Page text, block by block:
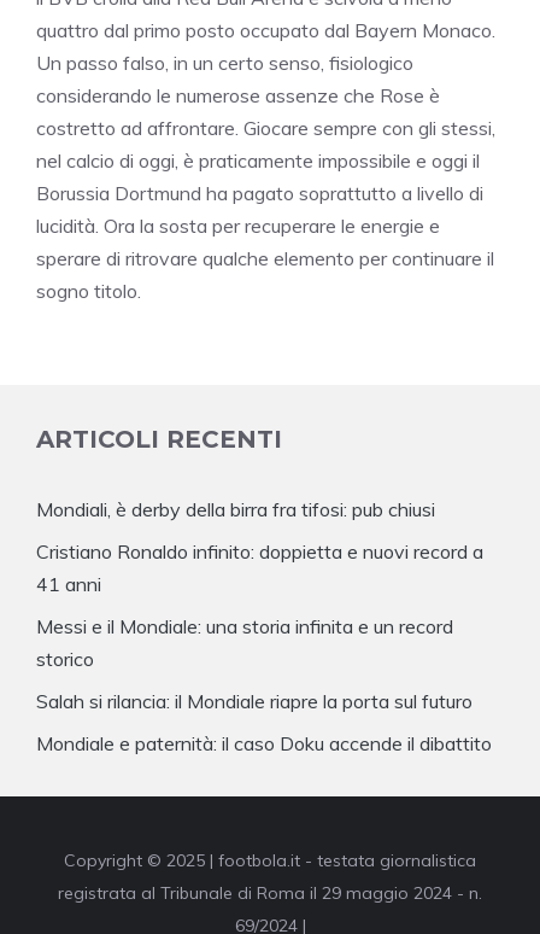
quattro dal primo posto occupato dal Bayern Monaco.
Un passo falso, in un certo senso, fisiologico
considerando le numerose assenze che Rose è
costretto ad affrontare. Giocare sempre con gli stessi,
nel calcio di oggi, è praticamente impossibile e oggi il
Borussia Dortmund ha pagato soprattutto a livello di
lucidità. Ora la sosta per recuperare le energie e
sperare di ritrovare qualche elemento per continuare il
sogno titolo.
ARTICOLI RECENTI
Mondiali, è derby della birra fra tifosi: pub chiusi
Cristiano Ronaldo infinito: doppietta e nuovi record a
41 anni
Messi e il Mondiale: una storia infinita e un record
storico
Salah si rilancia: il Mondiale riapre la porta sul futuro
Mondiale e paternità: il caso Doku accende il dibattito
Copyright © 2025 | footbola.it - testata giornalistica
registrata al Tribunale di Roma il 29 maggio 2024 - n.
69/2024 |